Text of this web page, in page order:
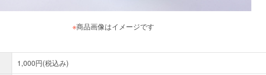
※商品画像はイメージです
1,000円(税込み)